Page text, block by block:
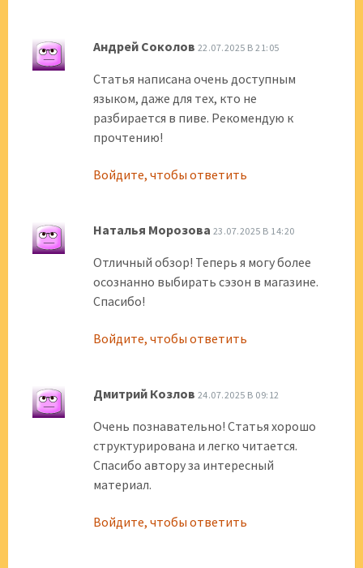
Андрей Соколов 22.07.2025 В 21:05
Статья написана очень доступным
языком, даже для тех, кто не
разбирается в пиве. Рекомендую к
прочтению!
Войдите, чтобы ответить
Наталья Морозова 23.07.2025 В 14:20
Отличный обзор! Теперь я могу более
осознанно выбирать сэзон в магазине.
Спасибо!
Войдите, чтобы ответить
Дмитрий Козлов 24.07.2025 В 09:12
Очень познавательно! Статья хорошо
структурирована и легко читается.
Спасибо автору за интересный
материал.
Войдите, чтобы ответить